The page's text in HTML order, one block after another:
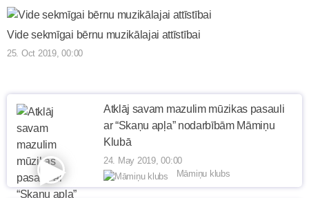
Vide sekmīgai bērnu muzikālajai attīstībai
25. Oct 2019, 00:00
Atklāj savam mazulim mūzikas pasauli
ar “Skaņu apļa” nodarbībām Māmiņu
Klubā
24. May 2019, 00:00
Māmiņu klubs